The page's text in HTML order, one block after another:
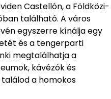
Castellón, a Földközi-
található. A város
egyszerre kínálja egy
és a tengerparti
megtalálhatja a
kávézók és
a homokos